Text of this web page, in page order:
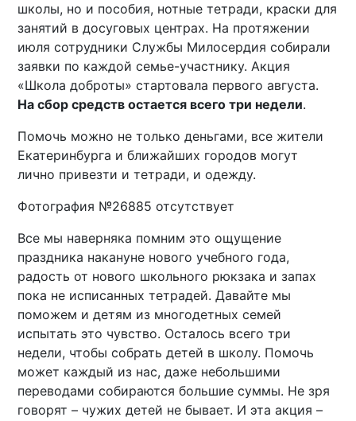
школы, но и пособия, нотные тетради, краски для
занятий в досуговых центрах. На протяжении
июля сотрудники Службы Милосердия собирали
заявки по каждой семье-участнику. Акция
«Школа доброты» стартовала первого августа.
На сбор средств остается всего три недели.
Помочь можно не только деньгами, все жители
Екатеринбурга и ближайших городов могут
лично привезти и тетради, и одежду.
Фотография №26885 отсутствует
Все мы наверняка помним это ощущение
праздника накануне нового учебного года,
радость от нового школьного рюкзака и запах
пока не исписанных тетрадей. Давайте мы
поможем и детям из многодетных семей
испытать это чувство. Осталось всего три
недели, чтобы собрать детей в школу. Помочь
может каждый из нас, даже небольшими
переводами собираются большие суммы. Не зря
говорят – чужих детей не бывает. И эта акция –